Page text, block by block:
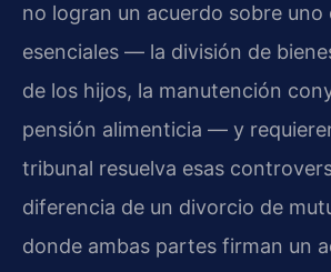
no logran un acuerdo sobre uno
esenciales — la división de
de los hijos, la manutención
pensión alimenticia — y
tribunal resuelva esas
diferencia de un divorcio de
donde ambas partes firman un